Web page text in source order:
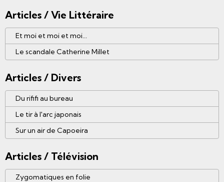
Articles / Vie Littéraire
Et moi et moi et moi...
Le scandale Catherine Millet
Articles / Divers
Du rififi au bureau
Le tir à l'arc japonais
Sur un air de Capoeira
Articles / Télévision
Zygomatiques en folie